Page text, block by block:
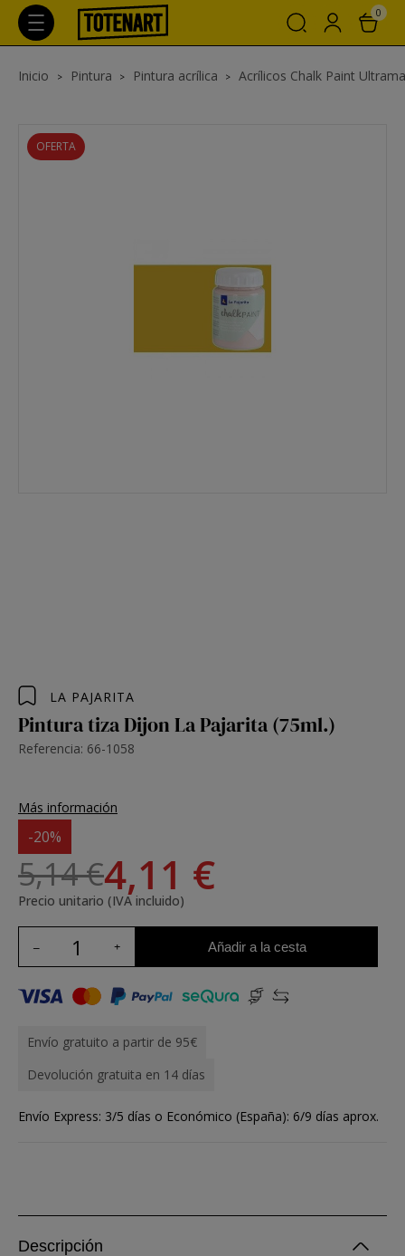
0
Inicio Pintura Pintura acrílica Acrílicos Chalk Paint
OFERTA
LA PAJARITA
Pintura tiza Dijon La Pajarita (75ml.)
Referencia: 66-1058
Más información
-20%
5,14 €4,11 €
Precio unitario (IVA incluido)
Añadir a la cesta
Envío gratuito a partir de 95€
Devolución gratuita en 14 días
Envío Express: 3/5 días o Económico (España): 6/9 días aprox.
Descripción